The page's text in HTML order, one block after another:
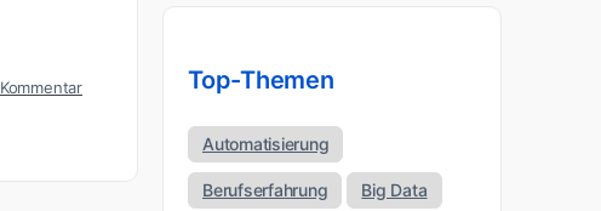
Kommentar Top-Themen
Automatisierung
Berufserfahrung Big Data